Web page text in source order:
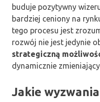
buduje pozytywny
bardziej ceniony na
tego procesu jest
rozwój nie jest jedynie
strategiczną
dynamicznie
Jakie